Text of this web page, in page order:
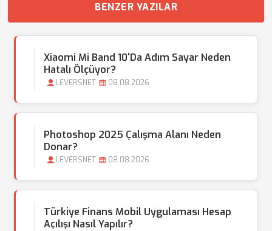
BENZER YAZILAR
Xiaomi Mi Band 10'da Adım Sayar Neden
Hatalı Ölçüyor?
LEVERSNET 08.08.2026
Photoshop 2025 Çalışma Alanı Neden
Donar?
LEVERSNET 08.08.2026
Türkiye Finans Mobil Uygulaması Hesap
Açılışı Nasıl Yapılır?